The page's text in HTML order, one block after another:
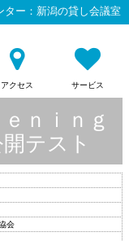
ター：新潟の貸し会議室
アクセス サービス
ｎｉｎｇ
テスト
会